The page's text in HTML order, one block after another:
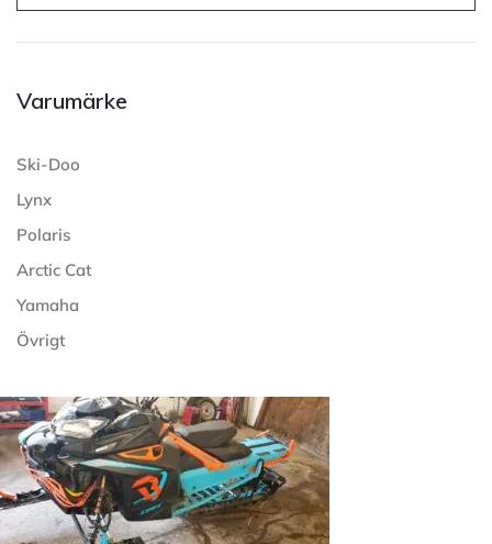
Varumärke
Ski-Doo
Lynx
Polaris
Arctic Cat
Yamaha
Övrigt